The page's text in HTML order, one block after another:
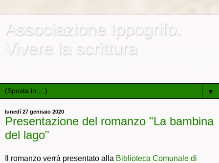
Associazione Ippogrifo.
Vivere la scrittura
▼
lunedì 27 gennaio 2020
Presentazione del romanzo "La bambina
del lago"
Il romanzo verrà presentato alla Biblioteca Comunale di